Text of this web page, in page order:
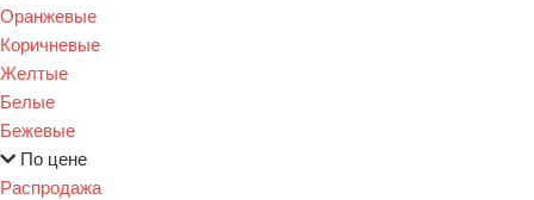
Оранжевые
Коричневые
Желтые
Белые
Бежевые
По цене
Распродажа